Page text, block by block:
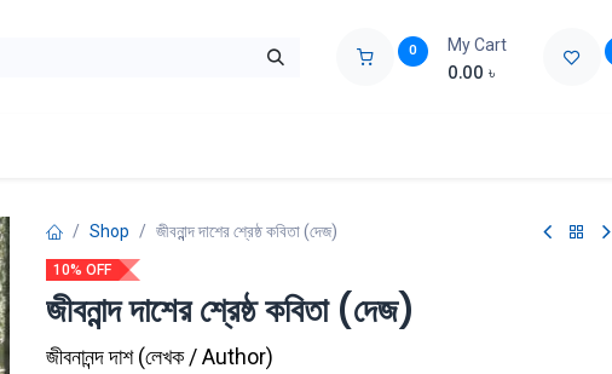
0 My Cart
0.00 ৳
Shop জীবনান্ন্দ দাশের শ্রেষ্ঠ কবিতা (দেজ)
10% OFF
জীবনান্ন্দ দাশের শ্রেষ্ঠ কবিতা (দেজ)
জীবনানন্দ দাশ(লেখক / Author)